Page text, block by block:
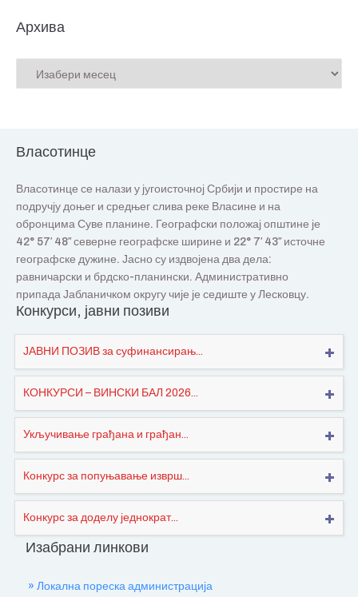
Архива
Власотинце
Власотинце се налази у југоисточној Србији и простире на
подручју доњег и средњег слива реке Власине и на
обронцима Суве планине. Географски положај општине је
42° 57′ 48″ северне географске ширине и 22° 7′ 43″ источне
географске дужине. Јасно су издвојена два дела:
равничарски и брдско-планински. Административно
припада Јабланичком округу чије је седиште у Лесковцу.
Конкурси, јавни позиви
ЈАВНИ ПОЗИВ за суфинансирањ...
КОНКУРСИ – ВИНСКИ БАЛ 2026...
Укључивање грађана и грађан...
Конкурс за попуњавање изврш...
Конкурс за доделу једнократ...
Изабрани линкови
» Локална пореска администрација